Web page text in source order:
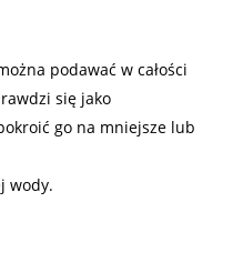
podawać w całości
się jako
go na mniejsze lub
wody.